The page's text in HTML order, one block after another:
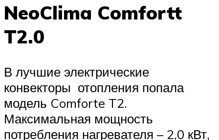
NeoClima Comfortt
T2.0
В лучшие электрические
конвекторы отопления попала
модель Comforte T2.
Максимальная мощность
потребления нагревателя – 2,0 кВт,